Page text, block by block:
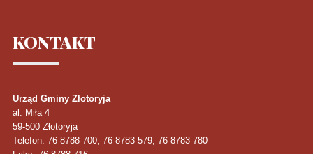
KONTAKT
Urząd Gminy Złotoryja
al. Miła 4
59-500 Złotoryja
Telefon: 76-8788-700, 76-8783-579, 76-8783-780